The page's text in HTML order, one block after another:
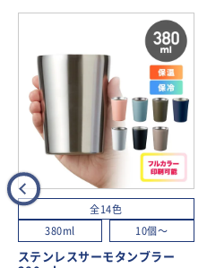
全14色
380ml
10個～
ステンレスサーモタンブラー